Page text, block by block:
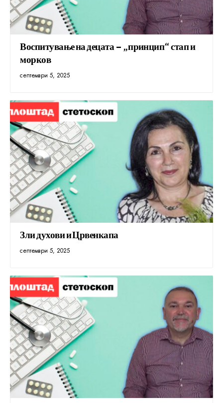
Воспитување на децата – „принцип“ стап и
морков
септември 5, 2025
Зли духови и Црвенкапа
септември 5, 2025